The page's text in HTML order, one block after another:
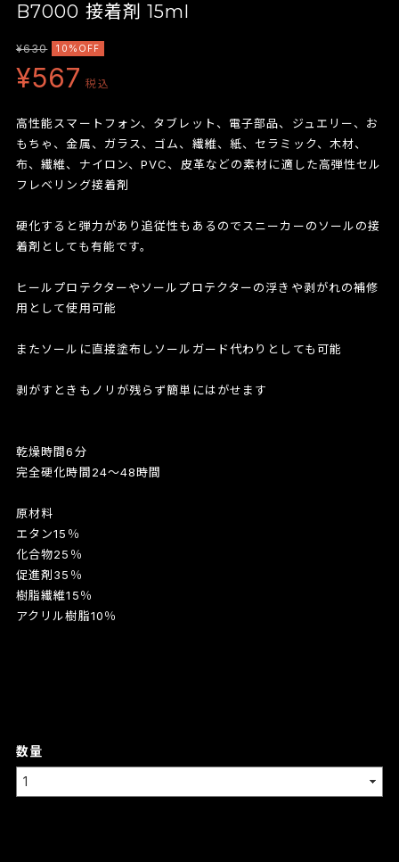
B7000 接着剤 15ml
¥630 10%OFF
¥567 税込
高性能スマートフォン、タブレット、電子部品、ジュエリー、お
もちゃ、金属、ガラス、ゴム、繊維、紙、セラミック、木材、
布、繊維、ナイロン、PVC、皮革などの素材に適した高弾性セル
フレベリング接着剤
硬化すると弾力があり追従性もあるのでスニーカーのソールの接
着剤としても有能です。
ヒールプロテクターやソールプロテクターの浮きや剥がれの補修
用として使用可能
またソールに直接塗布しソールガード代わりとしても可能
剥がすときもノリが残らず簡単にはがせます
乾燥時間6分
完全硬化時間24～48時間
原材料
エタン15％
化合物25％
促進剤35％
樹脂繊維15％
アクリル樹脂10％
数量